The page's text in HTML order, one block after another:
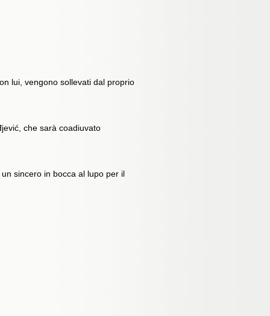
lui, vengono sollevati dal proprio
che sarà coadiuvato
sincero in bocca al lupo per il